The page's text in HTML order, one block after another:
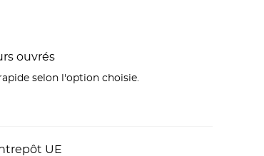
ouvrés
selon l'option choisie.
UE